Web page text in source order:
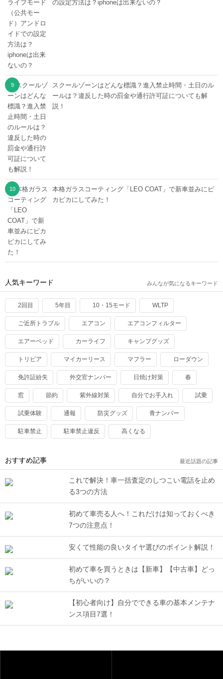
の設定方法は？iphoneは出来ないの？
スクールゾーンはどんな標識？進入禁止時間・土日のル
ールは？違反した時の罰金や通行許可証についても解
説！
本格ガラスコーティング「LEO COAT」で新車並みにピ
カピカにしてみた！
人気キーワード みんなが気になるキーワード
2回目 5年目 10・15モード WLTP
ご近所トラブル エアコン エアコンフィルター
エアーベッド カーライフ キャンプグッズ
トリビア マイカーリース マフラー ローダウン
免許証紛失 外交官ナンバー 日焼け対策 春
窓 節約 紫外線対策 自分でお手入れ 試乗
試乗体験 通報 防災グッズ 青ナンバー
駐車禁止 駐車禁止違反 高くなる
おすすめ記事 最近話題の記事
これで解決！車一括査定のしつこい電話を止め
る3つの方法
初めて車売る人へ！これだけは知っておくべき
7つの注意点！
安くて性能の良いタイヤ選びのポイント解説！
初めて車を買うときは【新車】【中古車】どっ
ちがいいの？
【初心者向け】自分でできる車の基本メンテナ
ンス項目7選！